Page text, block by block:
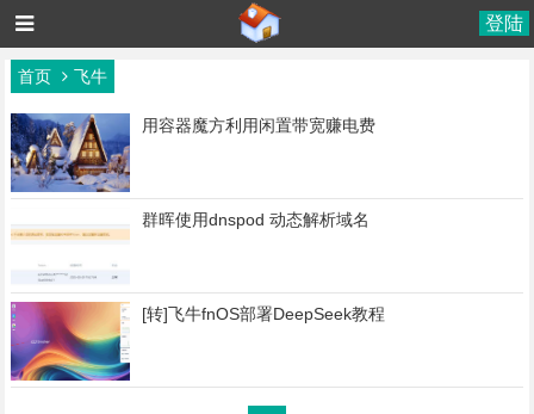
登陆
首页 飞牛
用容器魔方利用闲置带宽赚电费
群晖使用dnspod 动态解析域名
[转]飞牛fnOS部署DeepSeek教程